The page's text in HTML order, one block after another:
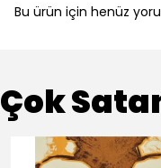
Bu ürün için henüz
Çok